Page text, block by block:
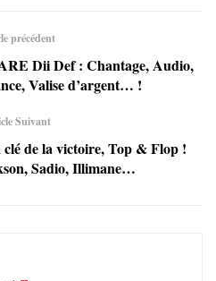
précédent
Dii Def : Chantage, Audio,
Valise d’argent… !
Suivant
de la victoire, Top & Flop !
Sadio, Illimane…